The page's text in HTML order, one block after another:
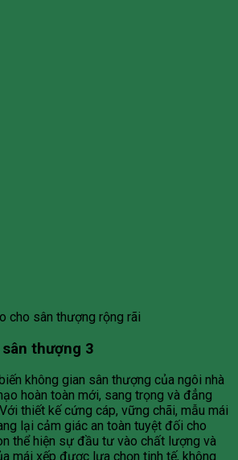
cho sân thượng rộng rãi
thượng 3
không gian sân thượng của ngôi nhà
hoàn toàn mới, sang trọng và đẳng
thiết kế cứng cáp, vững chãi, mẫu mái
lại cảm giác an toàn tuyệt đối cho
thể hiện sự đầu tư vào chất lượng và
mái xếp được lựa chọn tinh tế, không